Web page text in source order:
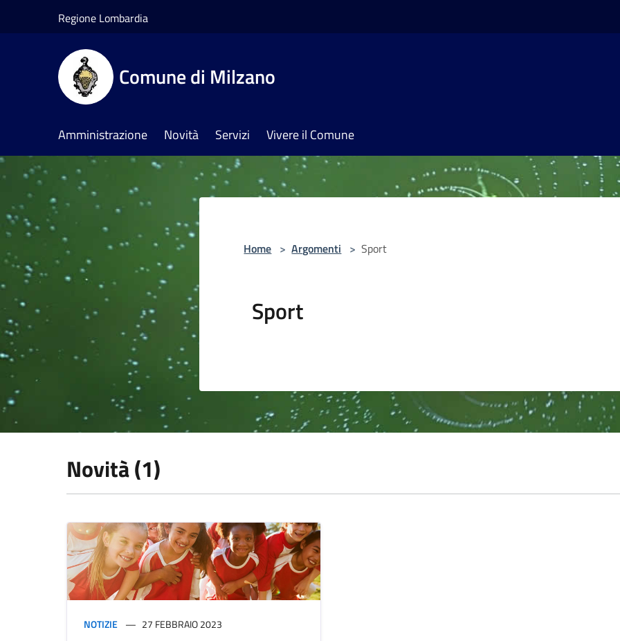
Regione Lombardia
Comune di Milzano
Amministrazione Novità Servizi Vivere il Comune
Home > Argomenti > Sport
Sport
Novità (1)
NOTIZIE 27 FEBBRAIO 2023